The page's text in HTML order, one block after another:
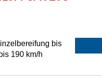
bis
190 km/h